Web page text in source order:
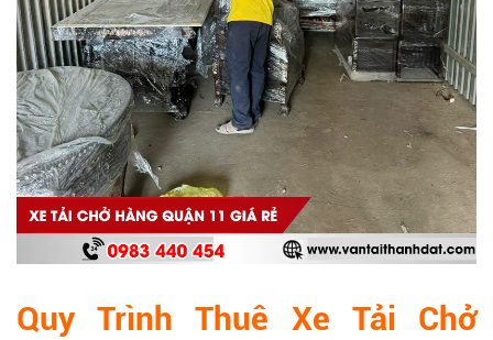
Quy Trình Thuê Xe Tải Chở